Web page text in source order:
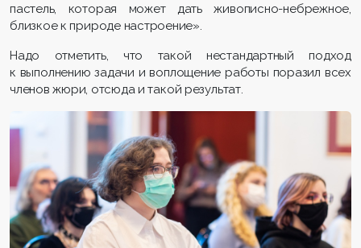
пастель, которая может дать живописно-небрежное,
близкое к природе настроение».
Надо отметить, что такой нестандартный подход
к выполнению задачи и воплощение работы поразил всех
членов жюри, отсюда и такой результат.